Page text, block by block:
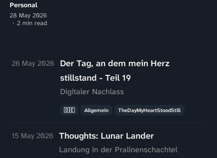
Personal
28 May 2026
2 min read
26 May 2026
Der Tag, an dem mein Herz
stillstand - Teil 19
Digitaler Nachlass
🇩🇪 Allgemein TheDayMyHeartStoodStill
15 May 2026 Thoughts: Lunar Lander
Landung in der Pralinenschachtel